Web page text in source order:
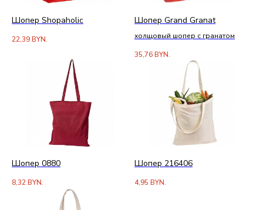
Шопер Shopaholic
22,39BYN.
Шопер Grand Granat
холщовый шопер с гранатом
35,76BYN.
Шопер 0880
8,32BYN.
Шопер 216406
4,95 BYN.